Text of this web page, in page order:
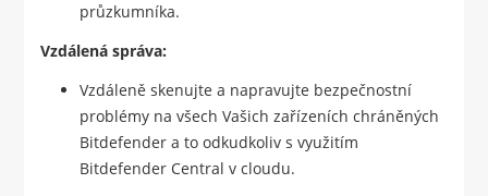
průzkumníka.
Vzdálená správa:
Vzdáleně skenujte a napravujte bezpečnostní
problémy na všech Vašich zařízeních chráněných
Bitdefender a to odkudkoliv s využitím
Bitdefender Central v cloudu.